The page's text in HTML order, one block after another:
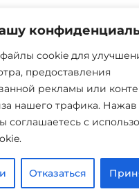
cookie для
предоставления
рекламы или
нашего трафика. Нажав
соглашаетесь с
Отказаться
